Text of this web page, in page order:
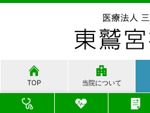
TOP 当院について